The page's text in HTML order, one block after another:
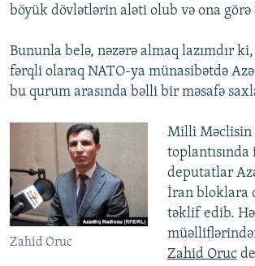
böyük dövlətlərin aləti olub və ona
Bununla belə, nəzərə almaq lazımdır
fərqli olaraq NATO-ya münasibətdə
bu qurum arasında bəlli bir məsafə
Zahid Oruc
Milli Məclisin
toplantısında
deputatlar
İran bloklara
təklif edib.
Zahid Oruc